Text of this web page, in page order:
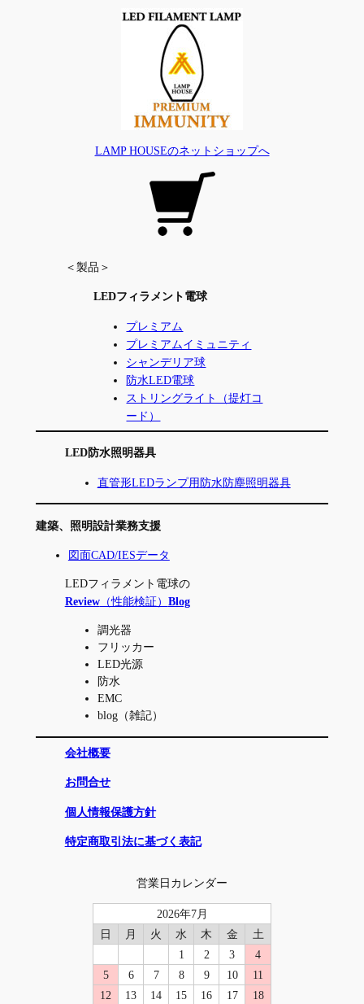
LAMP HOUSEのネットショップへ
＜製品＞
LEDフィラメント電球
プレミアム
プレミアムイミュニティ
シャンデリア球
防水LED電球
ストリングライト（提灯コ
ード）
LED防水照明器具
直管形LEDランプ用防水防塵照明器具
建築、照明設計業務支援
図面CAD/IESデータ
LEDフィラメント電球の
Review（性能検証） Blog
調光器
フリッカー
LED光源
防水
EMC
blog（雑記）
会社概要
お問合せ
個人情報保護方針
特定商取引法に基づく表記
営業日カレンダー
2026年7月
日
月 火 水 木 金
土
1
2 3
4
5
6 7 8 9 10
11
12
13 14 15 16 17 18